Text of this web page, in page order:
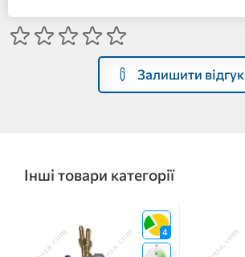
Залишити відгук
Інші товари категорії
4